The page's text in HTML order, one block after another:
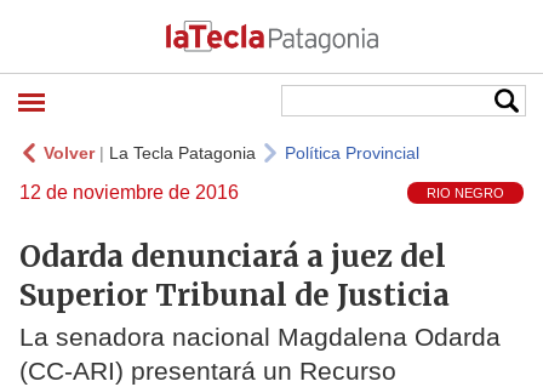
Volver| La Tecla Patagonia Política Provincial
12 de noviembre de 2016 RIO NEGRO
Odarda denunciará a juez del
Superior Tribunal de Justicia
La senadora nacional Magdalena Odarda
(CC-ARI) presentará un Recurso